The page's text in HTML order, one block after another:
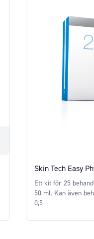
Skin Tech Easy
Ett kit för 25
50 ml. Kan även
0,5